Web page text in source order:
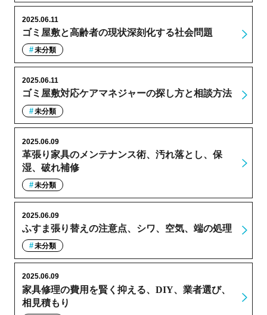
ゴミ屋敷と高齢者の現状深刻化する社会問題
2025.06.11
未分類
ゴミ屋敷対応ケアマネジャーの探し方と相談方法
2025.06.11
未分類
革張り家具のメンテナンス術、汚れ落とし、保
湿、破れ補修
2025.06.09
未分類
ふすま張り替えの注意点、シワ、空気、端の処理
2025.06.09
未分類
家具修理の費用を賢く抑える、DIY、業者選び、
相見積もり
2025.06.09